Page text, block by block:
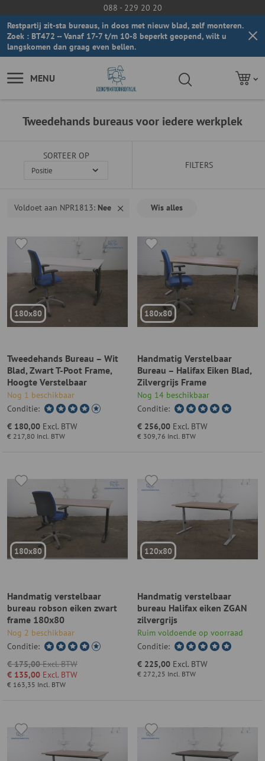
088 - 229 20 20
Restpartij zit-sta bureaus, in doos met nieuw blad, zelf monteren.
Zoek : BT472 -- Vanaf 17-7 t/m 10-8 beperkt geopend, wilt u
langskomen dan graag even bellen.
MENU
Tweedehands bureaus voor iedere werkplek
SORTEER OP
FILTERS
Voldoet aan NPR1813 Nee Wis alles
180x80
Tweedehands Bureau – Wit
Blad, Zwart T-Poot Frame,
Hoogte Verstelbaar
Nog 1 beschikbaar
Conditie:
€ 217,80 Incl. BTW
€ 180,00 Excl. BTW
180x80
Handmatig Verstelbaar
Bureau – Halifax Eiken Blad,
Zilvergrijs Frame
Nog 14 beschikbaar
Conditie:
€ 309,76 Incl. BTW
€ 256,00 Excl. BTW
180x80
Handmatig verstelbaar
bureau robson eiken zwart
frame 180x80
Nog 2 beschikbaar
Conditie:
€ 175,00 Excl. BTW
€ 163,35 Incl. BTW
€ 135,00 Excl. BTW
120x80
Handmatig verstelbaar
bureau Halifax eiken ZGAN
zilvergrijs
Ruim voldoende op voorraad
Conditie:
€ 272,25 Incl. BTW
€ 225,00 Excl. BTW